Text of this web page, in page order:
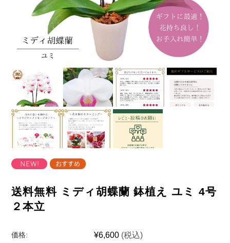
送料無料 ミディ胡蝶蘭 鉢植え ユミ 4号
２本立
価格: ¥6,600 (税込)